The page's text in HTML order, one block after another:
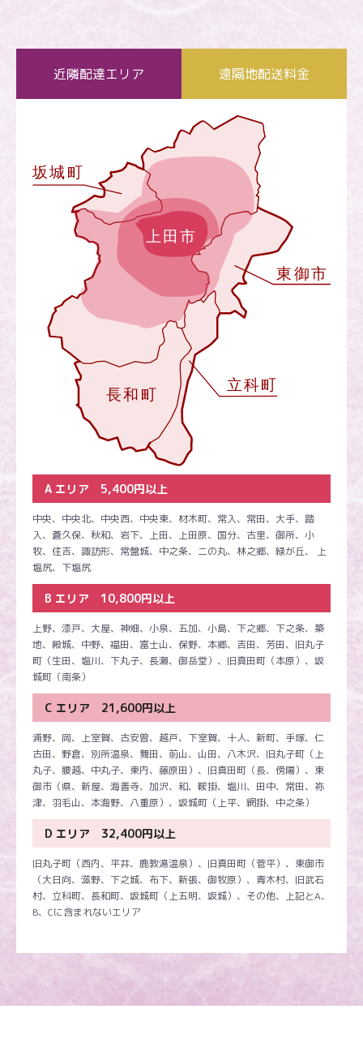
カートへ進む
近隣配達エリア 遠隔地配送料金
A エリア 5,400円以上
中央、中央北、中央西、中央東、材木町、常入、常田、大手、踏
入、蒼久保、秋和、岩下、上田、上田原、国分、古里、御所、小
牧、住吉、諏訪形、常盤城、中之条、二の丸、林之郷、緑が丘、 上
塩尻、下塩尻
B エリア 10,800円以上
上野、漆戸、大屋、神畑、小泉、五加、小島、下之郷、下之条、築
地、殿城、中野、福田、富士山、保野、本郷、吉田、芳田、旧丸子
町（生田、塩川、下丸子、長瀬、御岳堂）、旧真田町（本原）、坂
城町（南条）
C エリア 21,600円以上
浦野、岡、上室賀、古安曽、越戸、下室賀、十人、新町、手塚、仁
古田、野倉、別所温泉、舞田、前山、山田、八木沢、旧丸子町（上
丸子、腰越、中丸子、東内、藤原田）、旧真田町（長、傍陽）、東
御市（県、新屋、海善寺、加沢、和、鞍掛、塩川、田中、常田、祢
津、羽毛山、本海野、八重原）、坂城町（上平、網掛、中之条）
D エリア 32,400円以上
旧丸子町（西内、平井、鹿教湯温泉）、旧真田町（菅平）、東御市
（大日向、滋野、下之城、布下、新張、御牧原）、青木村、旧武石
村、立科町、長和町、坂城町（上五明、坂城）、その他、上記とA、
B、Cに含まれないエリア